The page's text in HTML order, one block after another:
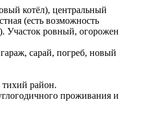
котёл), центральный
(есть возможность
Участок ровный, огорожен
сарай, погреб, новый
район.
проживания и